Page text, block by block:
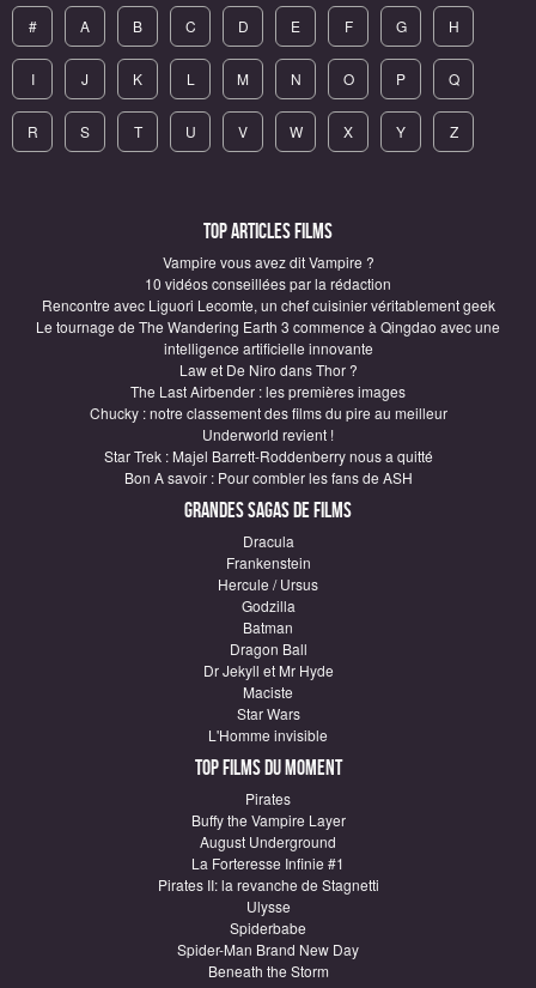
# A B C D E F G H
I J K L M N O P Q
R S T U V W X Y Z
Top articles Films
Vampire vous avez dit Vampire ?
10 vidéos conseillées par la rédaction
Rencontre avec Liguori Lecomte, un chef cuisinier véritablement geek
Le tournage de The Wandering Earth 3 commence à Qingdao avec une
intelligence artificielle innovante
Law et De Niro dans Thor ?
The Last Airbender : les premières images
Chucky : notre classement des films du pire au meilleur
Underworld revient !
Star Trek : Majel Barrett-Roddenberry nous a quitté
Bon A savoir : Pour combler les fans de ASH
Grandes sagas de Films
Dracula
Frankenstein
Hercule / Ursus
Godzilla
Batman
Dragon Ball
Dr Jekyll et Mr Hyde
Maciste
Star Wars
L'Homme invisible
Top Films du moment
Pirates
Buffy the Vampire Layer
August Underground
La Forteresse Infinie #1
Pirates II: la revanche de Stagnetti
Ulysse
Spiderbabe
Spider-Man Brand New Day
Beneath the Storm